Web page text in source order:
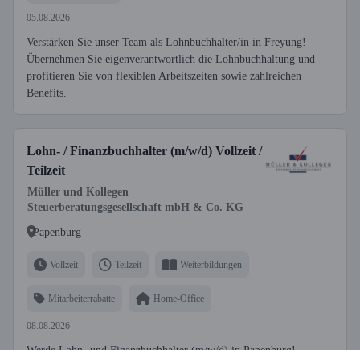
05.08.2026
Verstärken Sie unser Team als Lohnbuchhalter/in in Freyung!
Übernehmen Sie eigenverantwortlich die Lohnbuchhaltung und
profitieren Sie von flexiblen Arbeitszeiten sowie zahlreichen
Benefits.
Lohn- / Finanzbuchhalter (m/w/d) Vollzeit /
Teilzeit
Müller und Kollegen
Steuerberatungsgesellschaft mbH & Co. KG
Papenburg
Vollzeit Teilzeit Weiterbildungen
Mitarbeiterrabatte Home-Office
08.08.2026